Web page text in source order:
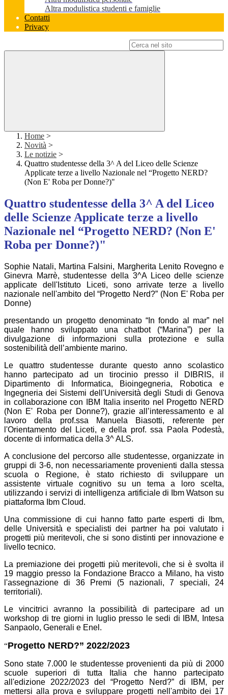
Altra modulistica studenti e famiglie
Contatti
Privacy
Home >
Novità >
Le notizie >
Quattro studentesse della 3^ A del Liceo delle Scienze
Applicate terze a livello Nazionale nel “Progetto NERD?
(Non E' Roba per Donne?)"
Quattro studentesse della 3^ A del Liceo
delle Scienze Applicate terze a livello
Nazionale nel “Progetto NERD? (Non E'
Roba per Donne?)"
Sophie Natali, Martina Falsini, Margherita Lenito Rovegno e
Ginevra Marrè, studentesse della 3^A Liceo delle scienze
applicate dell'Istituto Liceti, sono arrivate terze a livello
nazionale nell'ambito del “Progetto Nerd?” (Non E' Roba per
Donne)
presentando un progetto denominato “In fondo al mar” nel
quale hanno sviluppato una chatbot (“Marina”) per la
divulgazione di informazioni sulla protezione e sulla
sostenibilità dell’ambiente marino.
Le quattro studentesse durante questo anno scolastico
hanno partecipato ad un tirocinio presso il DIBRIS, il
Dipartimento di Informatica, Bioingegneria, Robotica e
Ingegneria dei Sistemi dell'Università degli Studi di Genova
in collaborazione con IBM Italia inserito nel Progetto NERD
(Non E' Roba per Donne?), grazie all’interessamento e al
lavoro della prof.ssa Manuela Biasotti, referente per
l'Orientamento del Liceti, e della prof. ssa Paola Podestà,
docente di informatica della 3^ ALS.
A conclusione del percorso alle studentesse, organizzate in
gruppi di 3-6, non necessariamente provenienti dalla stessa
scuola o Regione, è stato richiesto di sviluppare un
assistente virtuale cognitivo su un tema a loro scelta,
utilizzando i servizi di intelligenza artificiale di Ibm Watson su
piattaforma Ibm Cloud.
Una commissione di cui hanno fatto parte esperti di Ibm,
delle Università e specialisti dei partner ha poi valutato i
progetti più meritevoli, che si sono distinti per innovazione e
livello tecnico.
La premiazione dei progetti più meritevoli, che si è svolta il
19 maggio presso la Fondazione Bracco a Milano, ha visto
l'assegnazione di 36 Premi (5 nazionali, 7 speciali, 24
territoriali).
Le vincitrici avranno la possibilità di partecipare ad un
workshop di tre giorni in luglio presso le sedi di IBM, Intesa
Sanpaolo, Generali e Enel.
“Progetto NERD?” 2022/2023
Sono state 7.000 le studentesse provenienti da più di 2000
scuole superiori di tutta Italia che hanno partecipato
all'edizione 2022/2023 del “Progetto Nerd?” di IBM, per
mettersi alla prova e sviluppare progetti nell'ambito dei 17